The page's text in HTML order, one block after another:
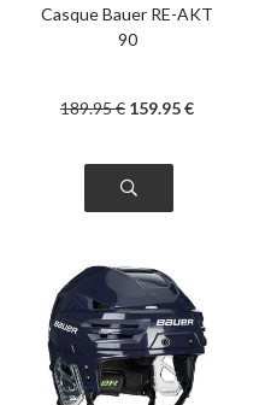
Casque Bauer RE-AKT
90
189.95€ 159.95€